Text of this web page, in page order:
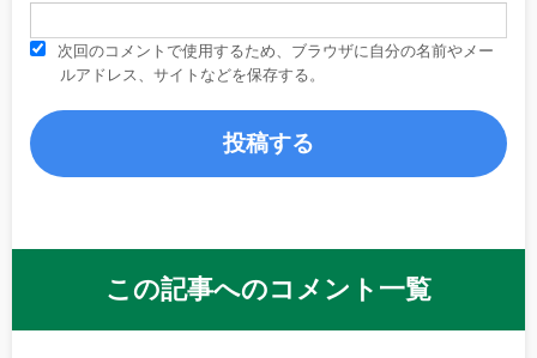
次回のコメントで使用するため、ブラウザに自分の名前やメー
ルアドレス、サイトなどを保存する。
この記事へのコメント一覧